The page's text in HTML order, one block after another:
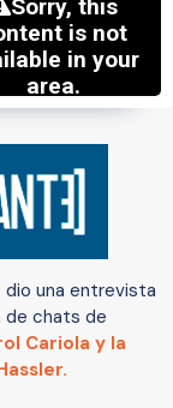
dio una entrevista
de chats de
Cariola y la